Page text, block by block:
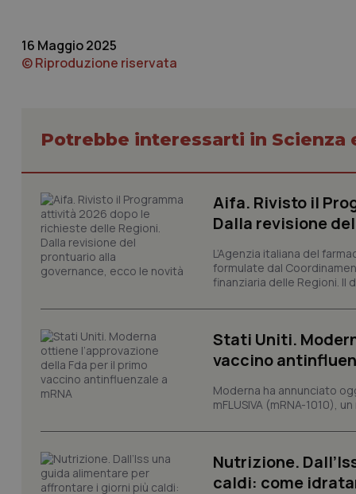
16 Maggio 2025
© Riproduzione riservata
Potrebbe interessarti in Scienza
Aifa. Rivisto il
Dalla revisione
L’Agenzia italiana del
formulate dal
finanziaria delle Regioni. Il
Stati Uniti.
vaccino
Moderna ha annunciato
mFLUSIVA (mRNA-1010),
Nutrizione.
caldi: come
tracking-sites-
tracking-sites-
session-id